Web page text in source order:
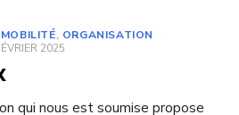
MOBILITÉ, ORGANISATION
2025
qui nous est soumise propose